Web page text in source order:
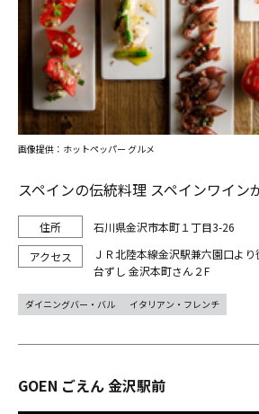
スペインの伝統料理 スペインワイン
石川県金沢市本町１丁目3-26
ＪＲ北陸本線金沢駅兼六園口よ
台ずし 金沢本町さん２F
画像提供：ホットペッパー グルメ
ダイニングバー・バル イタリアン・フレンチ
GOEN ごえん 金沢駅前